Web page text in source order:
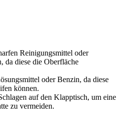
Reinigungsmittel oder
da diese die Oberfläche
oder Benzin, da diese
können.
auf den Klapptisch, um eine
zu vermeiden.